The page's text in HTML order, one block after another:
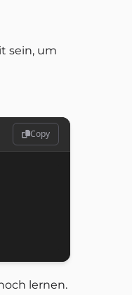
sein, um
Copy
lernen.